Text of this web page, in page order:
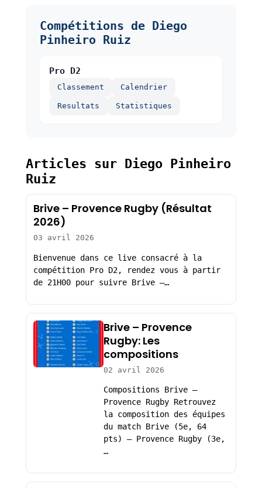
Compétitions de Diego
Pinheiro Ruiz
Pro D2
Classement Calendrier
Resultats Statistiques
Articles sur Diego Pinheiro
Ruiz
Brive – Provence Rugby (Résultat
2026)
03 avril 2026
Bienvenue dans ce live consacré à la
compétition Pro D2, rendez vous à partir
de 21H00 pour suivre Brive –…
Brive – Provence
Rugby: Les
compositions
02 avril 2026
Compositions Brive –
Provence Rugby Retrouvez
la composition des équipes
du match Brive (5e, 64
pts) – Provence Rugby (3e,
…